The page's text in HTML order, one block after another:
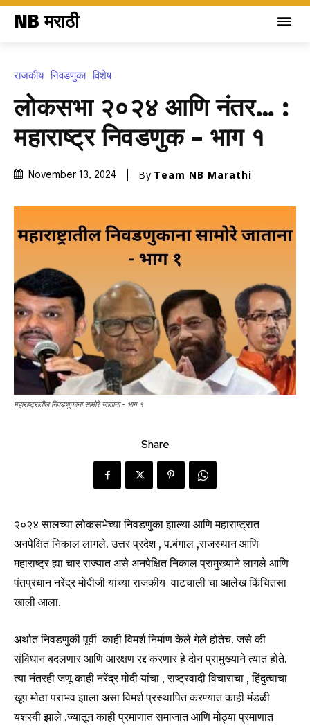
NB मराठी
राजकीय निवडणुका विशेष
लोकसभा २०२४ आणि नंतर… :
महाराष्ट्र निवडणुक – भाग १
November 13, 2024 By Team NB Marathi
महाराष्ट्रातील निवडणुकाना सामोरे जाताना - भाग १
Share
२०२४ सालच्या लोकसभेच्या निवडणुका झाल्या आणि महाराष्ट्रात
अनपेक्षित निकाल लागले. उत्तर प्रदेश , प.बंगाल ,राजस्थान आणि
महाराष्ट्र ह्या चार राज्यात असे अनपेक्षित निकाल प्रामुख्याने लागले आणि
पंतप्रधान नरेंद्र मोदीजी यांच्या राजकीय वाटचाली चा आलेख किंचितसा
खाली आला.
अर्थात निवडणुकी पूर्वी काही विमर्श निर्माण केले गेले होतेच. जसे की
संविधान बदलणार आणि आरक्षण रद्द करणार हे दोन प्रामुख्याने त्यात होते.
त्या नंतरही जणू काही नरेंद्र मोदी यांचा , राष्ट्रवादी विचाराचा , हिंदुत्वाचा
खूप मोठा पराभव झाला असा विमर्श प्रस्थापित करण्यात काही मंडळी
यशस्वी झाले .ज्यातून काही प्रमाणात समाजात आणि मोठ्या प्रमाणात